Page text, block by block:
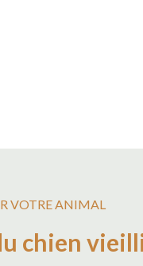
VOTRE ANIMAL
chien